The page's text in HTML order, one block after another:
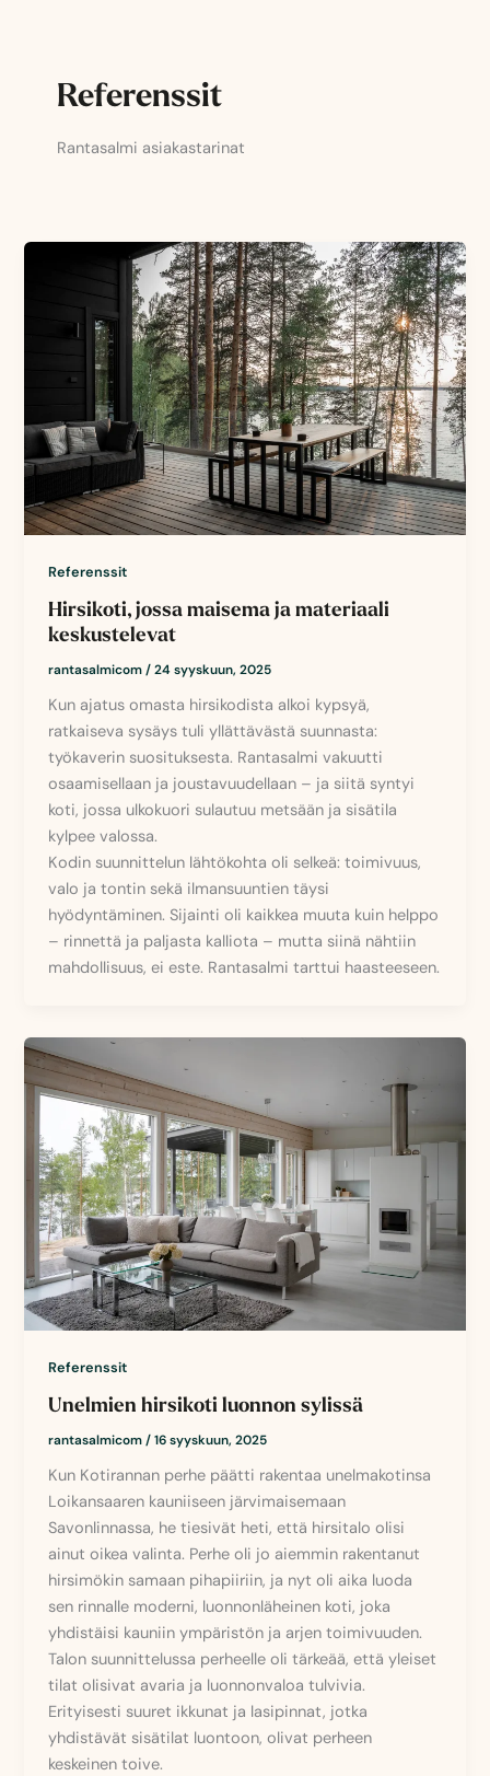
Referenssit
Rantasalmi asiakastarinat
Referenssit
Hirsikoti, jossa maisema ja materiaali
keskustelevat
rantasalmicom/24 syyskuun, 2025
Kun ajatus omasta hirsikodista alkoi kypsyä,
ratkaiseva sysäys tuli yllättävästä suunnasta:
työkaverin suosituksesta. Rantasalmi vakuutti
osaamisellaan ja joustavuudellaan – ja siitä syntyi
koti, jossa ulkokuori sulautuu metsään ja sisätila
kylpee valossa.
Kodin suunnittelun lähtökohta oli selkeä: toimivuus,
valo ja tontin sekä ilmansuuntien täysi
hyödyntäminen. Sijainti oli kaikkea muuta kuin helppo
– rinnettä ja paljasta kalliota – mutta siinä nähtiin
mahdollisuus, ei este. Rantasalmi tarttui haasteeseen.
Referenssit
Unelmien hirsikoti luonnon sylissä
rantasalmicom/16 syyskuun, 2025
Kun Kotirannan perhe päätti rakentaa unelmakotinsa
Loikansaaren kauniiseen järvimaisemaan
Savonlinnassa, he tiesivät heti, että hirsitalo olisi
ainut oikea valinta. Perhe oli jo aiemmin rakentanut
hirsimökin samaan pihapiiriin, ja nyt oli aika luoda
sen rinnalle moderni, luonnonläheinen koti, joka
yhdistäisi kauniin ympäristön ja arjen toimivuuden.
Talon suunnittelussa perheelle oli tärkeää, että yleiset
tilat olisivat avaria ja luonnonvaloa tulvivia.
Erityisesti suuret ikkunat ja lasipinnat, jotka
yhdistävät sisätilat luontoon, olivat perheen
keskeinen toive.